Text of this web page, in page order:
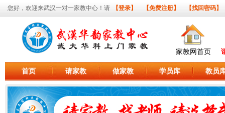
您好，欢迎来武汉一对一家教中心！请 【登录】 【免费注册】 【找回密码】
家教网首页
首页 请家教 做家教 学员库 教员